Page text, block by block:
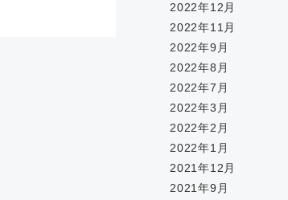
2022年12月
2022年11月
2022年9月
2022年8月
2022年7月
2022年3月
2022年2月
2022年1月
2021年12月
2021年9月